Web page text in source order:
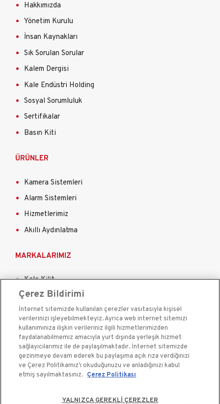
Hakkımızda
Yönetim Kurulu
İnsan Kaynakları
Sık Sorulan Sorular
Kalem Dergisi
Kale Endüstri Holding
Sosyal Sorumluluk
Sertifikalar
Basın Kiti
ÜRÜNLER
Kamera Sistemleri
Alarm Sistemleri
Hizmetlerimiz
Akıllı Aydınlatma
MARKALARIMIZ
Kale Kilit
Kale Çelik Kapı
Kale Çelik Kasa
Kale Kapı Pencere Sistemleri
Kale Sigorta
Çerez Bildirimi
İnternet sitemizde kullanılan çerezler vasıtasıyla kişisel
verilerinizi işleyebilmekteyiz. Ayrıca web internet sitemizi
kullanımınıza ilişkin verileriniz ilgili hizmetlerimizden
faydalanabilmemiz amacıyla yurt dışında yerleşik hizmet
sağlayıcılarımız ile de paylaşılmaktadır. İnternet sitemizde
gezinmeye devam ederek bu paylaşıma açık rıza verdiğinizi
ve Çerez Politikamız’ı okuduğunuzu ve anladığınızı kabul
etmiş sayılmaktasınız. Çerez Politikası
YALNIZCA GEREKLİ ÇEREZLER